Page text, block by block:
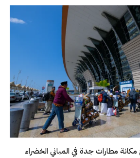
مطارات جدة في المباني الخضراء